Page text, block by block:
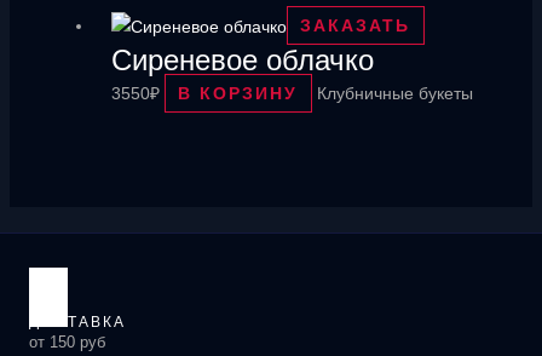
ЗАКАЗАТЬ
Сиреневое облачко
3550₽ В КОРЗИНУ Клубничные букеты
ДОСТАВКА
от 150 руб